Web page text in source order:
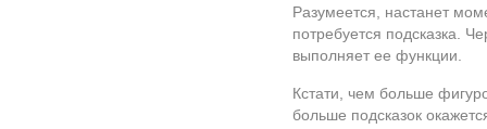
Разумеется, настанет
потребуется подсказка.
выполняет ее функции.
Кстати, чем больше
больше подсказок